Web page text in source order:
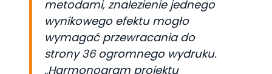
metodami, znalezienie jednego
wynikowego efektu mogło
wymagać przewracania do
strony 36 ogromnego wydruku.
„Harmonogram projektu